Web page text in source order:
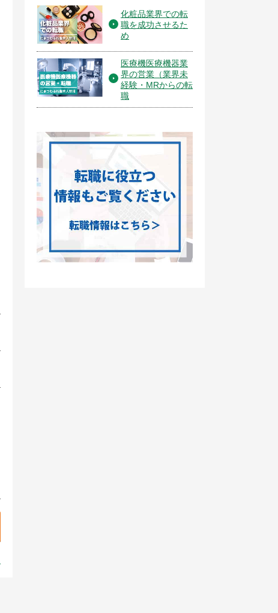
化粧品業界での転
職を成功させるた
め
医療機医療機器業
界の営業（業界未
経験・MRからの転
職